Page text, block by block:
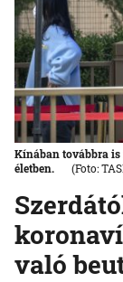
való
Kínában továbbra
életben.
(Foto: